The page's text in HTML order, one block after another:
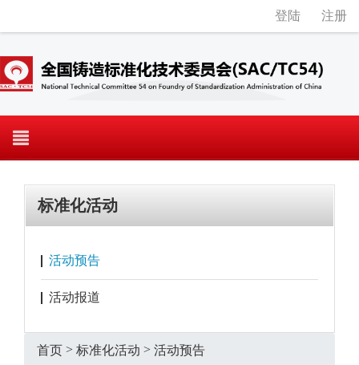
登陆 注册
标准化活动
活动预告
活动报道
首页 > 标准化活动 > 活动预告